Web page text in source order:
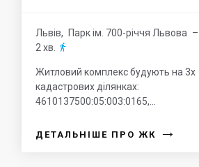
Львів, Парк ім. 700-річчя Львова –
2 хв. 
Житловий комплекс будують на 3х
кадастрових ділянках:
4610137500:05:003:0165,...
ДЕТАЛЬНІШЕ ПРО ЖК →